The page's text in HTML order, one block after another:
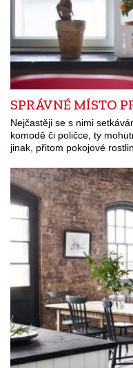
SPRÁVNÉ MÍSTO
Nejčastěji se s nimi
komodě či poličce, ty
jinak, přitom pokojové